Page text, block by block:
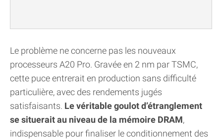
Le problème ne concerne pas les nouveaux
processeurs A20 Pro. Gravée en 2 nm par TSMC,
cette puce entrerait en production sans difficulté
particulière, avec des rendements jugés
satisfaisants. Le véritable goulot d’étranglement
se situerait au niveau de la mémoire DRAM,
indispensable pour finaliser le conditionnement des